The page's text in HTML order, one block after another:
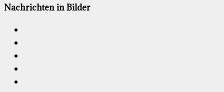
Nachrichten in Bilder